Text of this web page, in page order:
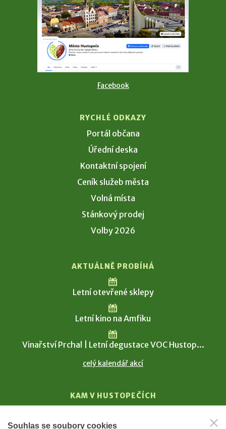
Facebook
RYCHLÉ ODKAZY
Portál občana
Úřední deska
Kontaktní spojení
Ceník služeb města
Volná místa
Stánkový prodej
Volby 2026
AKTUÁLNĚ PROBÍHÁ
Letní otevřené sklepy
Letní kino na Amfiku
Vinařství Prchal | Letní degustace VOC Hustop...
celý kalendář akcí
KAM V HUSTOPEČÍCH
Souhlas se soubory cookies